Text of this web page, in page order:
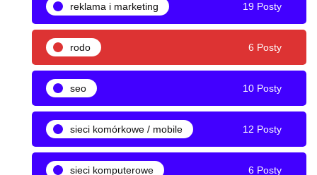
reklama i marketing 19 Posty
rodo 6 Posty
seo 10 Posty
sieci komórkowe / mobile 12 Posty
sieci komputerowe 6 Posty